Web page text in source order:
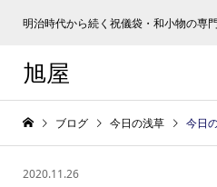
明治時代から続く祝儀袋・和小物の専門
旭屋
ブログ 今日の浅草 今日の浅草。 伝法院通りの紅葉
2020.11.26